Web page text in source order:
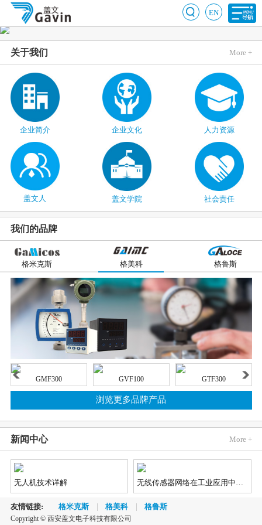
EN
关于我们 More +
企业简介 企业文化 人力资源
盖文人 盖文学院 社会责任
我们的品牌
格米克斯 格美科 格鲁斯
GMF300 GVF100 GTF300
浏览更多品牌产品
新闻中心 More +
无人机技术详解 无线传感器网络在工业应用中的发展趋势
2018《蓝牙市场最新资讯》
友情链接: 格米克斯 格美科 格鲁斯
Copyright © 西安盖文电子科技有限公司